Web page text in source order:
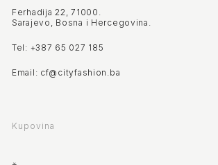
Ferhadija 22, 71000.
Sarajevo, Bosna i Hercegovina.
Tel: +387 65 027 185
Email: cf@cityfashion.ba
Kupovina